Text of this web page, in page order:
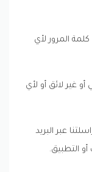
المرور لأي
غير لائق أو لأي
عبر البريد
التطبيق.